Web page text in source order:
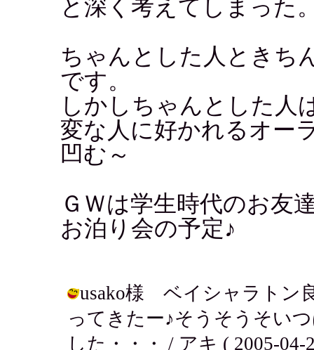
と深く考えてしまった
ちゃんとした人ときち
です。
しかしちゃんとした人
変な人に好かれるオー
凹む～
ＧＷは学生時代のお友
お泊り会の予定♪
usako様 ベイシャラトン
ってきたー♪そうそうそい
した・・・ / アキ ( 2005-04-